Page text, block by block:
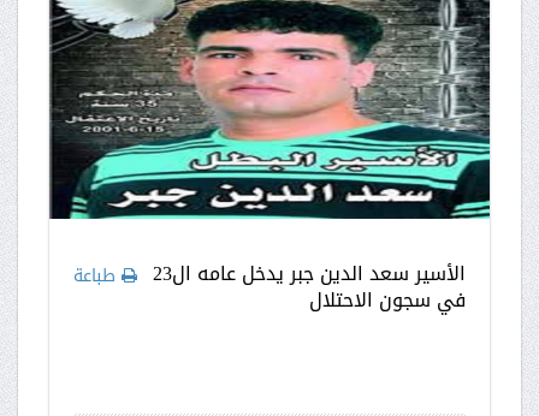
طباعة الأسير سعد الدين جبر يدخل عامه ال23
في سجون الاحتلال